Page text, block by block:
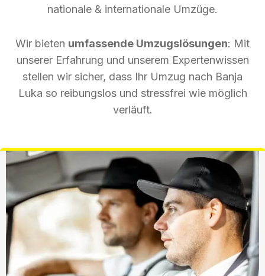
nationale & internationale Umzüge.
Wir bieten umfassende Umzugslösungen: Mit
unserer Erfahrung und unserem Expertenwissen
stellen wir sicher, dass Ihr Umzug nach Banja
Luka so reibungslos und stressfrei wie möglich
verläuft.